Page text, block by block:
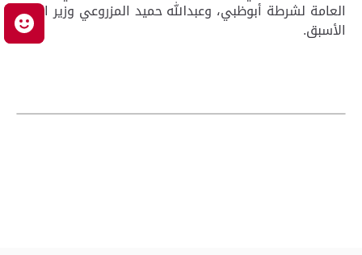
العامة لشرطة أبوظبي، وعبدالله حميد المزروعي وزير العدل
الأسبق.